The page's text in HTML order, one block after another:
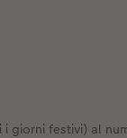
giorni festivi) al